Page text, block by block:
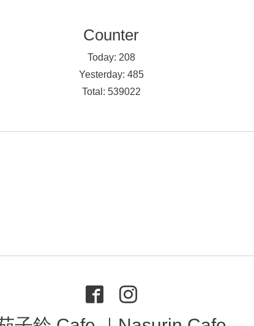
Counter
Today: 208
Yesterday: 485
Total: 539022